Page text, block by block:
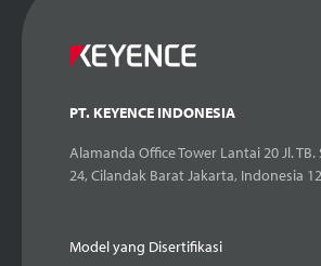
PT. KEYENCE INDONESIA
Alamanda Office Tower Lantai 20 Jl.
24, Cilandak Barat Jakarta, Indonesia
Model yang Disertifikasi